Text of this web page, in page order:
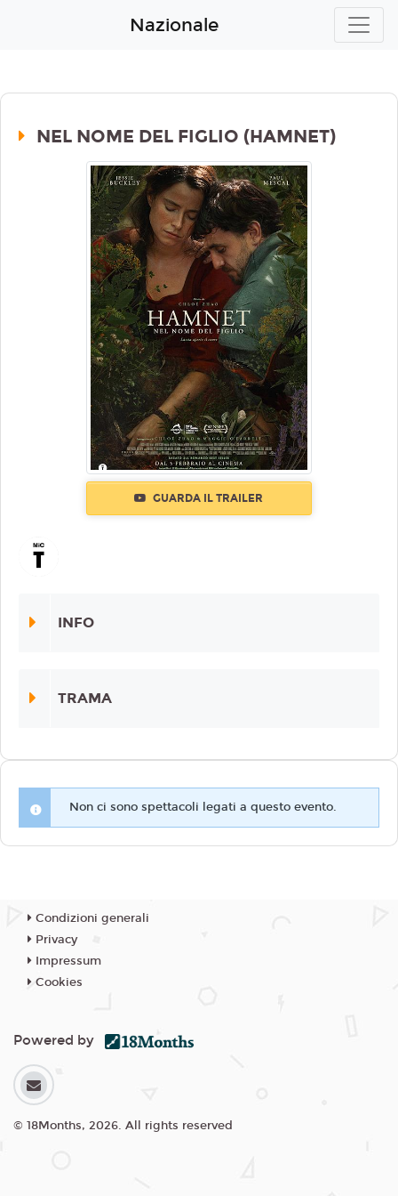
Nazionale
NEL NOME DEL FIGLIO (HAMNET)
GUARDA IL TRAILER
INFO
TRAMA
Non ci sono spettacoli legati a questo evento.
Condizioni generali
Privacy
Impressum
Cookies
Powered by
© 18Months, 2026. All rights reserved